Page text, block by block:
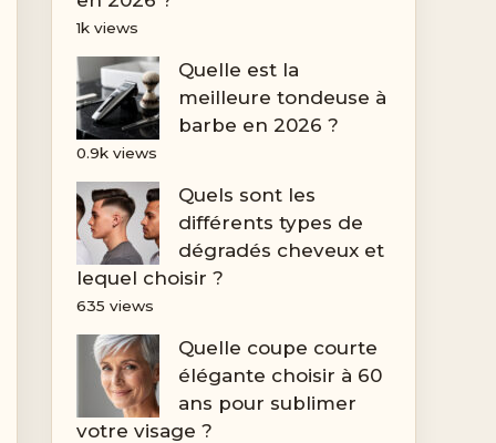
1k views
Quelle est la
meilleure tondeuse à
barbe en 2026 ?
0.9k views
Quels sont les
différents types de
dégradés cheveux et
lequel choisir ?
635 views
Quelle coupe courte
élégante choisir à 60
ans pour sublimer
votre visage ?